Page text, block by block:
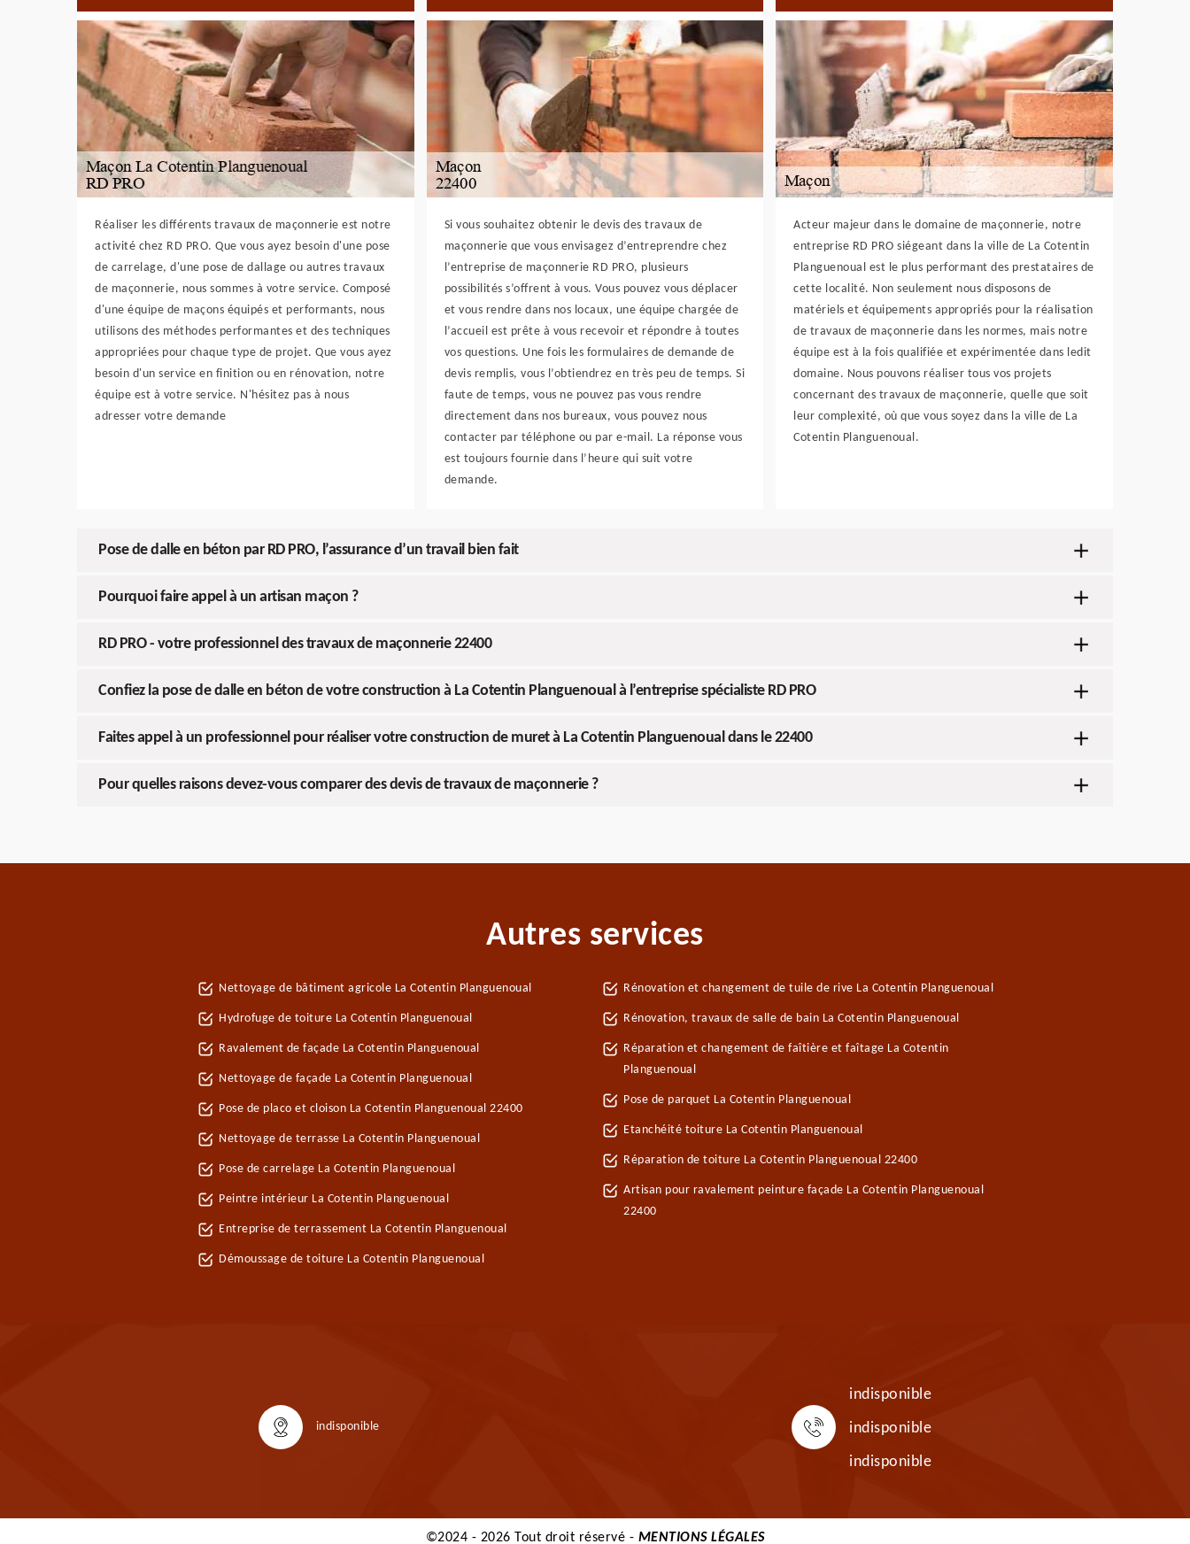
Réaliser les différents travaux de maçonnerie est notre
activité chez RD PRO. Que vous ayez besoin d'une pose
de carrelage, d'une pose de dallage ou autres travaux
de maçonnerie, nous sommes à votre service. Composé
d'une équipe de maçons équipés et performants, nous
utilisons des méthodes performantes et des techniques
appropriées pour chaque type de projet. Que vous ayez
besoin d'un service en finition ou en rénovation, notre
équipe est à votre service. N'hésitez pas à nous
adresser votre demande
Si vous souhaitez obtenir le devis des travaux de
maçonnerie que vous envisagez d’entreprendre chez
l’entreprise de maçonnerie RD PRO, plusieurs
possibilités s’offrent à vous. Vous pouvez vous déplacer
et vous rendre dans nos locaux, une équipe chargée de
l’accueil est prête à vous recevoir et répondre à toutes
vos questions. Une fois les formulaires de demande de
devis remplis, vous l’obtiendrez en très peu de temps. Si
faute de temps, vous ne pouvez pas vous rendre
directement dans nos bureaux, vous pouvez nous
contacter par téléphone ou par e-mail. La réponse vous
est toujours fournie dans l’heure qui suit votre
demande.
Acteur majeur dans le domaine de maçonnerie, notre
entreprise RD PRO siégeant dans la ville de La Cotentin
Planguenoual est le plus performant des prestataires de
cette localité. Non seulement nous disposons de
matériels et équipements appropriés pour la réalisation
de travaux de maçonnerie dans les normes, mais notre
équipe est à la fois qualifiée et expérimentée dans ledit
domaine. Nous pouvons réaliser tous vos projets
concernant des travaux de maçonnerie, quelle que soit
leur complexité, où que vous soyez dans la ville de La
Cotentin Planguenoual.
Pose de dalle en béton par RD PRO, l’assurance d’un travail bien fait
Pourquoi faire appel à un artisan maçon ?
RD PRO - votre professionnel des travaux de maçonnerie 22400
Confiez la pose de dalle en béton de votre construction à La Cotentin Planguenoual à l’entreprise spécialiste RD PRO
Faites appel à un professionnel pour réaliser votre construction de muret à La Cotentin Planguenoual dans le 22400
Pour quelles raisons devez-vous comparer des devis de travaux de maçonnerie ?
Autres services
Nettoyage de bâtiment agricole La Cotentin Planguenoual
Hydrofuge de toiture La Cotentin Planguenoual
Ravalement de façade La Cotentin Planguenoual
Nettoyage de façade La Cotentin Planguenoual
Pose de placo et cloison La Cotentin Planguenoual 22400
Nettoyage de terrasse La Cotentin Planguenoual
Pose de carrelage La Cotentin Planguenoual
Peintre intérieur La Cotentin Planguenoual
Entreprise de terrassement La Cotentin Planguenoual
Démoussage de toiture La Cotentin Planguenoual
Rénovation et changement de tuile de rive La Cotentin Planguenoual
Rénovation, travaux de salle de bain La Cotentin Planguenoual
Réparation et changement de faîtière et faîtage La Cotentin
Planguenoual
Pose de parquet La Cotentin Planguenoual
Etanchéité toiture La Cotentin Planguenoual
Réparation de toiture La Cotentin Planguenoual 22400
Artisan pour ravalement peinture façade La Cotentin Planguenoual
22400
indisponible
indisponible
indisponible
indisponible
©2024 - 2026 Tout droit réservé - MENTIONS LÉGALES